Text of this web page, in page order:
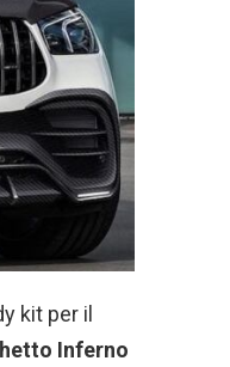
kit per il
Inferno